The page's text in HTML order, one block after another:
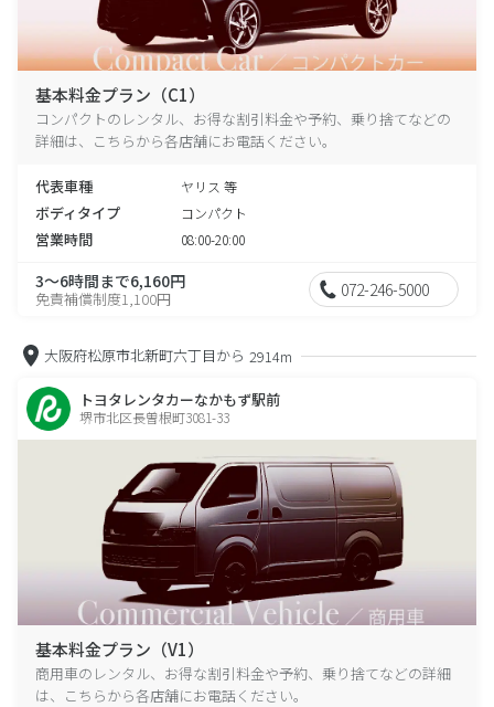
基本料金プラン（C1）
コンパクトのレンタル、お得な割引料金や予約、乗り捨てなどの
詳細は、こちらから各店舗にお電話ください。
代表車種 ヤリス 等
ボディタイプ コンパクト
営業時間 08:00-20:00
3～6時間まで6,160円
免責補償制度1,100円 072-246-5000
大阪府松原市北新町六丁目から 2914m
トヨタレンタカーなかもず駅前
堺市北区長曽根町3081-33
基本料金プラン（V1）
商用車のレンタル、お得な割引料金や予約、乗り捨てなどの詳細
は、こちらから各店舗にお電話ください。